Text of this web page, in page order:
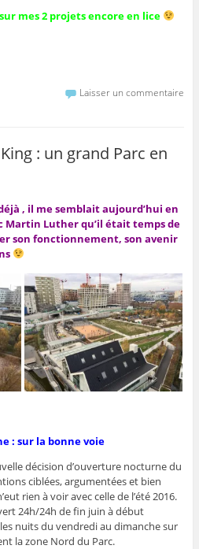
mes 2 projets encore en lice
Laisser un commentaire
: un grand Parc en
, il me semblait aujourd’hui en
Martin Luther qu’il était temps de
son fonctionnement, son avenir
: sur la bonne voie
décision d’ouverture nocturne du
ciblées, argumentées et bien
rien à voir avec celle de l’été 2016.
24h/24h de fin juin à début
nuits du vendredi au dimanche sur
la zone Nord du Parc.